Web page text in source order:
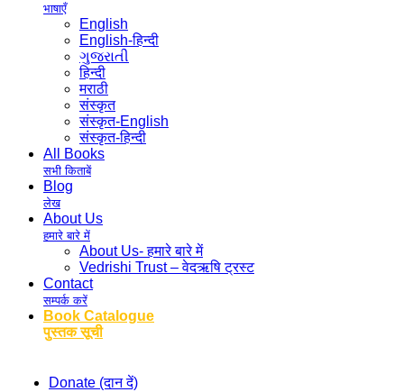
भाषाएँ
English
English-हिन्दी
ગુજરાતી
हिन्दी
मराठी
संस्कृत
संस्कृत-English
संस्कृत-हिन्दी
All Books
सभी किताबें
Blog
लेख
About Us
हमारे बारे में
About Us- हमारे बारे में
Vedrishi Trust – वेदऋषि ट्रस्ट
Contact
सम्पर्क करें
Book Catalogue
पुस्तक सूची
Donate (दान दें)